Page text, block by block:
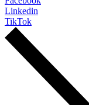
Linkedin
TikTok